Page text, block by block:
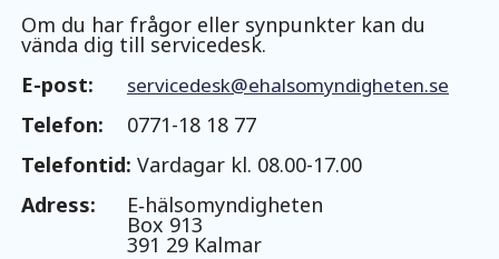
Om du har frågor eller synpunkter kan du
vända dig till servicedesk.
E-post:
servicedesk@ehalsomyndigheten.se
Telefon:
0771-18 18 77
Telefontid: Vardagar kl. 08.00-17.00
Adress:
E‑hälsomyndigheten
Box 913
391 29 Kalmar